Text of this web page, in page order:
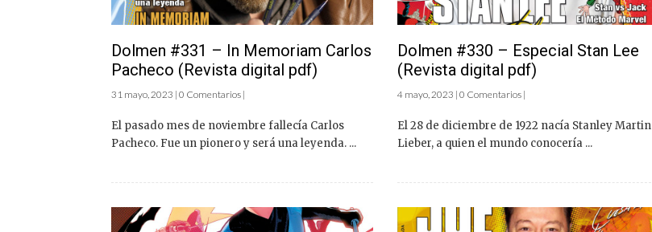
Dolmen #331 – In Memoriam Carlos
Pacheco (Revista digital pdf)
31 mayo, 2023 | 0 Comentarios |
El pasado mes de noviembre fallecía Carlos
Pacheco. Fue un pionero y será una leyenda. ...
Dolmen #330 – Especial Stan Lee
(Revista digital pdf)
4 mayo, 2023 | 0 Comentarios |
El 28 de diciembre de 1922 nacía Stanley Martin
Lieber, a quien el mundo conocería ...